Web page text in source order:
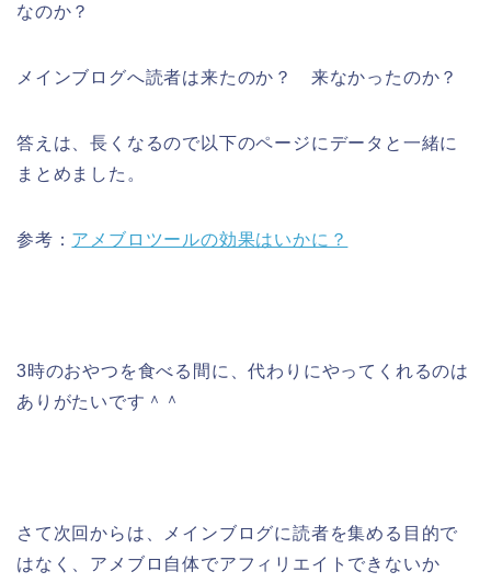
なのか？
メインブログへ読者は来たのか？ 来なかったのか？
答えは、長くなるので以下のページにデータと一緒に
まとめました。
参考： アメブロツールの効果はいかに？
3時のおやつを食べる間に、代わりにやってくれるのは
ありがたいです＾＾
さて次回からは、メインブログに読者を集める目的で
はなく、アメブロ自体でアフィリエイトできないか